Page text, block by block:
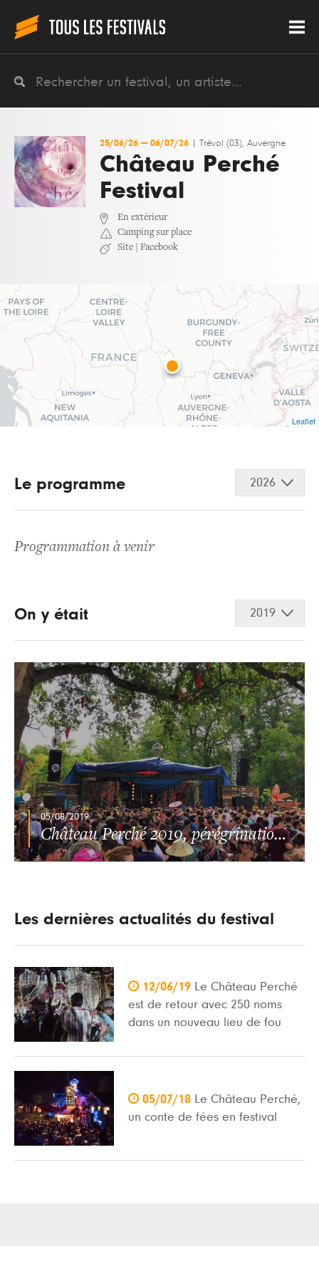
25/06/26 — 06/07/26 Trévol (03), Auvergne
Château Perché
Festival
En extérieur
Camping sur place
Site
Facebook
Leaflet
Le programme 2026
Programmation à venir
On y était 2019
05/08/2019
Château Perché 2019, pérégrinations sous une pluie mystique
Les dernières actualités du festival
 12/06/19
Le Château Perché
est de retour avec 250 noms
dans un nouveau lieu de fou
 05/07/18 Le Château Perché,
un conte de fées en festival